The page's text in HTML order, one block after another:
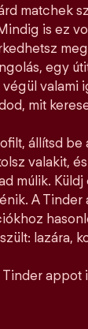
matchek
is ez
egy
valami
mit
állítsd be
valakit,
múlik.
A Tinder
lazára,
appot